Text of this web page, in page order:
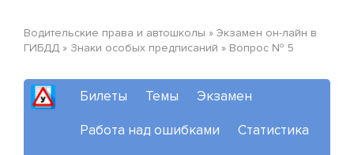
Водительские права и автошколы » Экзамен он-лайн в
ГИБДД » Знаки особых предписаний » Вопрос № 5
Билеты Темы Экзамен
Работа над ошибками Статистика